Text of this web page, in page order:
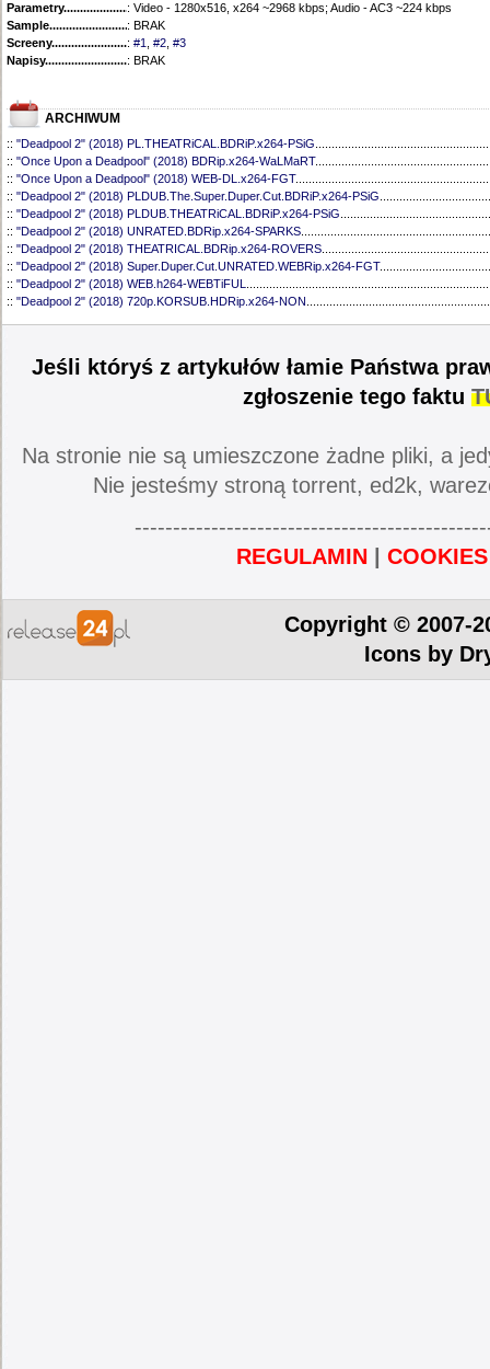
Parametry.........................................: Video - 1280x516, x264 ~2968 kbps; Audio - AC3 ~224 kbps
Sample............................................
: BRAK
Screeny...........................................
: #1 #2 #3
Napisy............................................
: BRAK
ARCHIWUM
:: "Deadpool 2" (2018) PL.THEATRiCAL.BDRiP.x264-PSiG
:: "Once Upon a Deadpool" (2018) BDRip.x264-WaLMaRT
:: "Once Upon a Deadpool" (2018) WEB-DL.x264-FGT
:: "Deadpool 2" (2018) PLDUB.The.Super.Duper.Cut.BDRiP.x264-PSiG
:: "Deadpool 2" (2018) PLDUB.THEATRiCAL.BDRiP.x264-PSiG
:: "Deadpool 2" (2018) UNRATED.BDRip.x264-SPARKS
:: "Deadpool 2" (2018) THEATRICAL.BDRip.x264-ROVERS
:: "Deadpool 2" (2018) Super.Duper.Cut.UNRATED.WEBRip.x264-FGT
:: "Deadpool 2" (2018) WEB.h264-WEBTiFUL
:: "Deadpool 2" (2018) 720p.KORSUB.HDRip.x264-NON
Jeśli któryś z artykułów łamie Państwa
zgłoszenie tego faktu
Na stronie nie są umieszczone żadne pliki, a
Nie jesteśmy stroną torrent, ed2k,
REGULAMIN
COOKIES
Copyright © 2007-
Icons by